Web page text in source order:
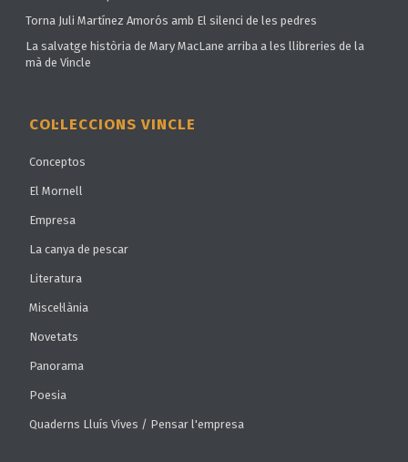
Torna Juli Martínez Amorós amb El silenci de les pedres
La salvatge història de Mary MacLane arriba a les llibreries de la
mà de Vincle
COL·LECCIONS VINCLE
Conceptos
El Mornell
Empresa
La canya de pescar
Literatura
Miscel·lània
Novetats
Panorama
Poesia
Quaderns Lluís Vives / Pensar l'empresa